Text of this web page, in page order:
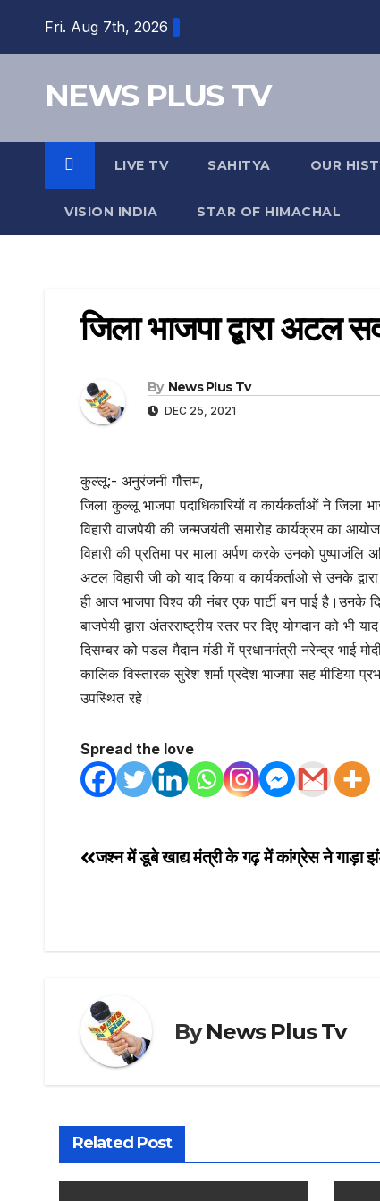
Fri. Aug 7th, 2026
NEWS PLUS TV
LIVE TV SAHITYA OUR
VISION INDIA STAR OF HIMACHAL
जिला भाजपा द्बारा अटल
By News Plus Tv
DEC 25, 2021
कुल्लू:- अनुरंजनी गौत्तम,
जिला कुल्लू भाजपा पदाधिकारियों व कार्यकर्ताओं ने जिला
विहारी वाजपेयी की जन्मजयंती समारोह कार्यक्रम का
विहारी की प्रतिमा पर माला अर्पण करके उनको
अटल विहारी जी को याद किया व कार्यकर्ताओ से उनके
ही आज भाजपा विश्व की नंबर एक पार्टी बन पाई है।उनके
बाजपेयी द्वारा अंतरराष्ट्रीय स्तर पर दिए योगदान को
दिसम्बर को पडल मैदान मंडी में प्रधानमंत्री नरेन्द्र भाई
कालिक विस्तारक सुरेश शर्मा प्रदेश भाजपा सह मीडिया
उपस्थित रहे।
Spread the love
Post
जश्न में डूबे खाद्य मंत्री के गढ़ में कांग्रेस ने गाड़ा
ByNews Plus Tv
Related Post